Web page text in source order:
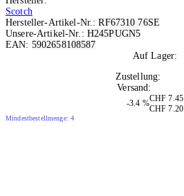
Scotch
Hersteller-Artikel-Nr.:RF67310 76SE
Unsere-Artikel-Nr.: H245PUGN5
EAN: 5902658108587
Auf Lager:
Zustellung:
Versand:
-3.4 %
CHF 7.45
CHF 7.20
Mindestbestellmenge: 4